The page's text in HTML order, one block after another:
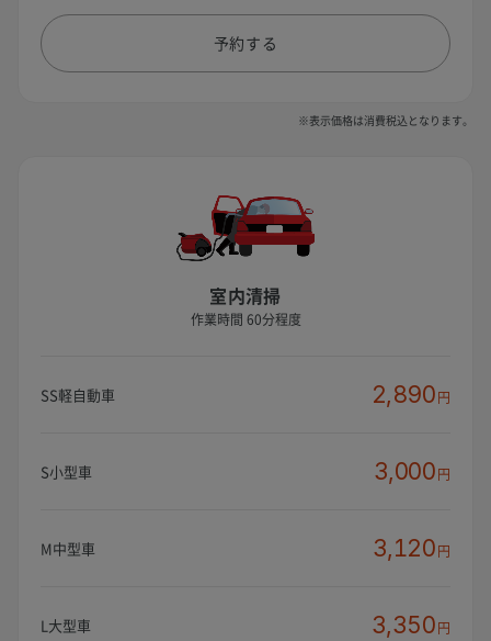
予約する
※表示価格は消費税込となります。
室内清掃
作業時間 60分程度
SS軽自動車 2,890円
S小型車 3,000円
M中型車 3,120円
L大型車 3,350円